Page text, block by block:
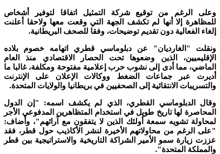
وعلى الرغم من توقيع شركة التمثيل اتفاقا لتوفير أشخاص
للمظاهرة إلا أنها لم تكشف الجهة التي وقعت معها ولاحقا أعلنت
إلغاء الفعالية دون تقديم توضيحات، وفقا للصحف البريطانية.
ونقلت "الغارديان" عن دبلوماسي قطري اتهامه خصوم بلاده
الإقليميين، الذين وضعوها تحت الحصار الاقتصادي منذ العام
الماضي، مما أدى إلى نشوب حرب إعلامية مفتوحة ومكلفة، غالبا ما
أديرت عبر جماعات الضغط ووكالات الإعلان على الإنترنت
والتسريبات الانتقائية إلى الصحفيين في بريطانيا والولايات المتحدة.
وقال الدبلوماسي القطري، الذي لم يكشف اسمه: "إن الدول
المحاصرة لها تاريخ طويل في استخدام المتظاهرين المدفوعي الأجر
لمحاولة تشويه سمعة أولئك الذين لا يتفقون مع آرائهم"، وأضاف:
"على الرغم من محاولاتهم الأخيرة لنشر الأكاذيب حول قطر، فقد
عززت زيارة سمو الأمير الشراكة التاريخية والاستراتيجية بين قطر
والمملكة المتحدة".